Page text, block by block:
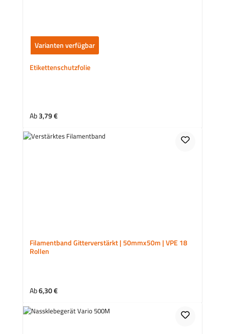
Varianten verfügbar
Etikettenschutzfolie
Regulärer Preis:
Ab3,79 €
Filamentband Gitterverstärkt | 50mmx50m | VPE 18
Rollen
Regulärer Preis:
Ab6,30 €